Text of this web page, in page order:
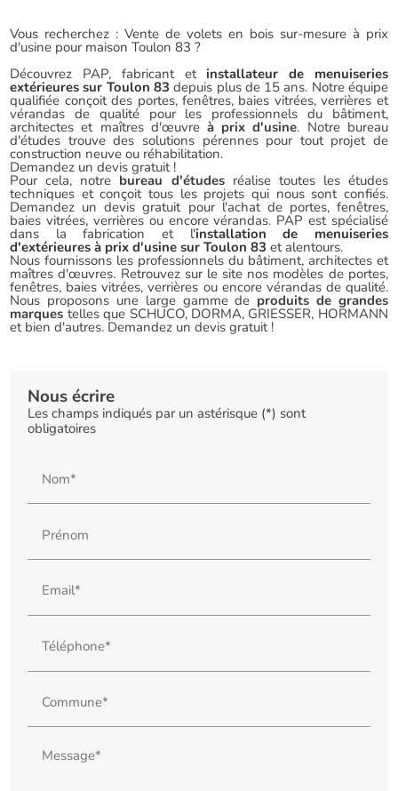
Vous recherchez : Vente de volets en bois sur-mesure à prix
d'usine pour maison Toulon 83 ?
Découvrez PAP, fabricant et installateur de menuiseries
extérieures sur Toulon 83 depuis plus de 15 ans. Notre équipe
qualifiée conçoit des portes, fenêtres, baies vitrées, verrières et
vérandas de qualité pour les professionnels du bâtiment,
architectes et maîtres d'œuvre à prix d'usine. Notre bureau
d'études trouve des solutions pérennes pour tout projet de
construction neuve ou réhabilitation.
Demandez un devis gratuit !
Pour cela, notre bureau d'étudesréalise toutes les études
techniques et conçoit tous les projets qui nous sont confiés.
Demandez un devis gratuit pour l'achat de portes, fenêtres,
baies vitrées, verrières ou encore vérandas. PAP est spécialisé
dans la fabrication et l'installation de menuiseries
d'extérieures à prix d'usine sur Toulon 83 et alentours.
Nous fournissons les professionnels du bâtiment, architectes et
maîtres d'œuvres. Retrouvez sur le site nos modèles de portes,
fenêtres, baies vitrées, verrières ou encore vérandas de qualité.
Nous proposons une large gamme de produits de grandes
marques telles que SCHUCO, DORMA, GRIESSER, HORMANN
et bien d'autres. Demandez un devis gratuit !
Nous écrire
Les champs indiqués par un astérisque (*) sont
obligatoires
Nom*
Prénom
Email*
Téléphone*
Commune*
Message*